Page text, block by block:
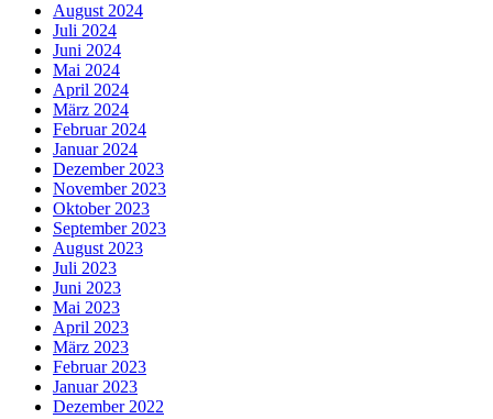
August 2024
Juli 2024
Juni 2024
Mai 2024
April 2024
März 2024
Februar 2024
Januar 2024
Dezember 2023
November 2023
Oktober 2023
September 2023
August 2023
Juli 2023
Juni 2023
Mai 2023
April 2023
März 2023
Februar 2023
Januar 2023
Dezember 2022